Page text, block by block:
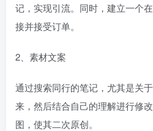
记，实现引流。同时，建立一个
接并接受订单。
2、素材文案
通过搜索同行的笔记，尤其是关
来，然后结合自己的理解进行修
图，使其二次原创。